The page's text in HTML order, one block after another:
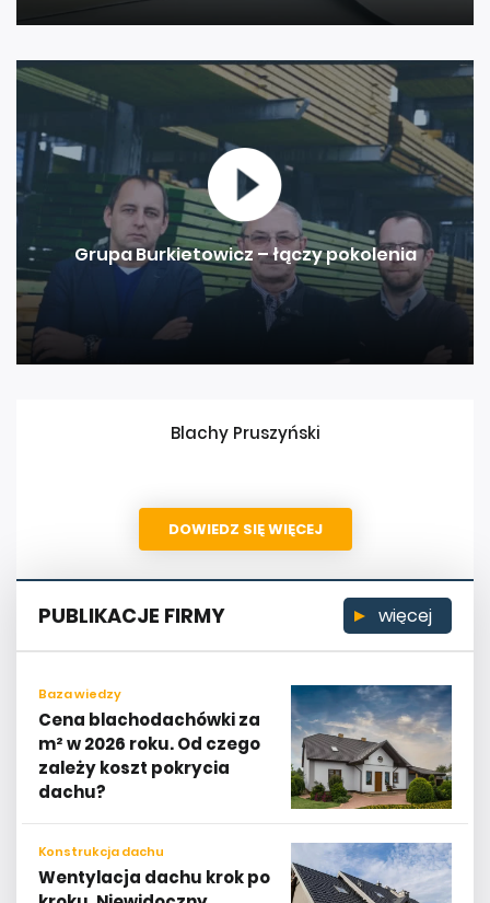
Grupa Burkietowicz – łączy pokolenia
Blachy Pruszyński
DOWIEDZ SIĘ WIĘCEJ
PUBLIKACJE FIRMY więcej
Baza wiedzy
Cena blachodachówki za
m² w 2026 roku. Od czego
zależy koszt pokrycia
dachu?
Konstrukcja dachu
Wentylacja dachu krok po